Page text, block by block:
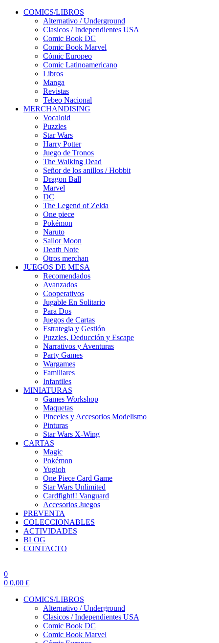
COMICS/LIBROS
Alternativo / Underground
Clasicos / Independientes USA
Comic Book DC
Comic Book Marvel
Cómic Europeo
Comic Latinoamericano
Libros
Manga
Revistas
Tebeo Nacional
MERCHANDISING
Vocaloid
Puzzles
Star Wars
Harry Potter
Juego de Tronos
The Walking Dead
Señor de los anillos / Hobbit
Dragon Ball
Marvel
DC
The Legend of Zelda
One piece
Pokémon
Naruto
Sailor Moon
Death Note
Otros merchan
JUEGOS DE MESA
Recomendados
Avanzados
Cooperativos
Jugable En Solitario
Para Dos
Juegos de Cartas
Estrategia y Gestión
Puzzles, Deducción y Escape
Narrativos y Aventuras
Party Games
Wargames
Familiares
Infantiles
MINIATURAS
Games Workshop
Maquetas
Pinceles y Accesorios Modelismo
Pinturas
Star Wars X-Wing
CARTAS
Magic
Pokémon
Yugioh
One Piece Card Game
Star Wars Unlimited
Cardfight!! Vanguard
Accesorios Juegos
PREVENTA
COLECCIONABLES
ACTIVIDADES
BLOG
CONTACTO
0
0 0,00 €
COMICS/LIBROS
Alternativo / Underground
Clasicos / Independientes USA
Comic Book DC
Comic Book Marvel